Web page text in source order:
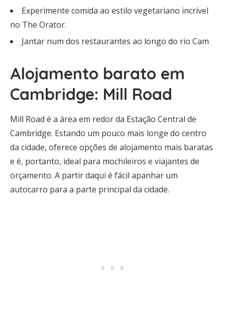
Experimente comida ao estilo vegetariano incrível
no The Orator.
Jantar num dos restaurantes ao longo do rio Cam
Alojamento barato em
Cambridge: Mill Road
Mill Road é a área em redor da Estação Central de
Cambridge. Estando um pouco mais longe do centro
da cidade, oferece opções de alojamento mais baratas
e é, portanto, ideal para mochileiros e viajantes de
orçamento. A partir daqui é fácil apanhar um
autocarro para a parte principal da cidade.